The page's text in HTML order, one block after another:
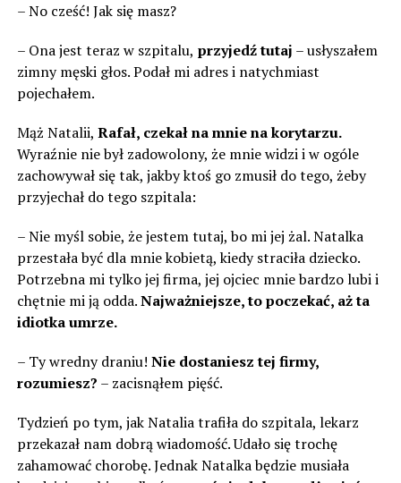
– No cześć! Jak się masz?
– Ona jest teraz w szpitalu, przyjedź tutaj – usłyszałem
zimny męski głos. Podał mi adres i natychmiast
pojechałem.
Mąż Natalii, Rafał, czekał na mnie na korytarzu.
Wyraźnie nie był zadowolony, że mnie widzi i w ogóle
zachowywał się tak, jakby ktoś go zmusił do tego, żeby
przyjechał do tego szpitala:
– Nie myśl sobie, że jestem tutaj, bo mi jej żal. Natalka
przestała być dla mnie kobietą, kiedy straciła dziecko.
Potrzebna mi tylko jej firma, jej ojciec mnie bardzo lubi i
chętnie mi ją odda.Najważniejsze, to poczekać, aż ta
idiotka umrze.
– Ty wredny draniu! Nie dostaniesz tej firmy,
rozumiesz? – zacisnąłem pięść.
Tydzień po tym, jak Natalia trafiła do szpitala, lekarz
przekazał nam dobrą wiadomość. Udało się trochę
zahamować chorobę. Jednak Natalka będzie musiała